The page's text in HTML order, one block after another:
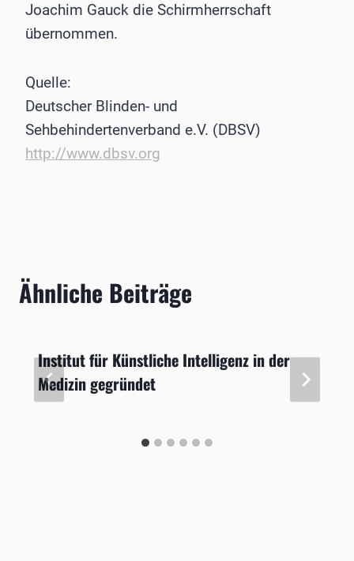
Joachim Gauck die Schirmherrschaft
übernommen.
Quelle:
Deutscher Blinden- und
Sehbehindertenverband e.V. (DBSV)
http://www.dbsv.org
Ähnliche Beiträge
Institut für Künstliche Intelligenz in der
Medizin gegründet